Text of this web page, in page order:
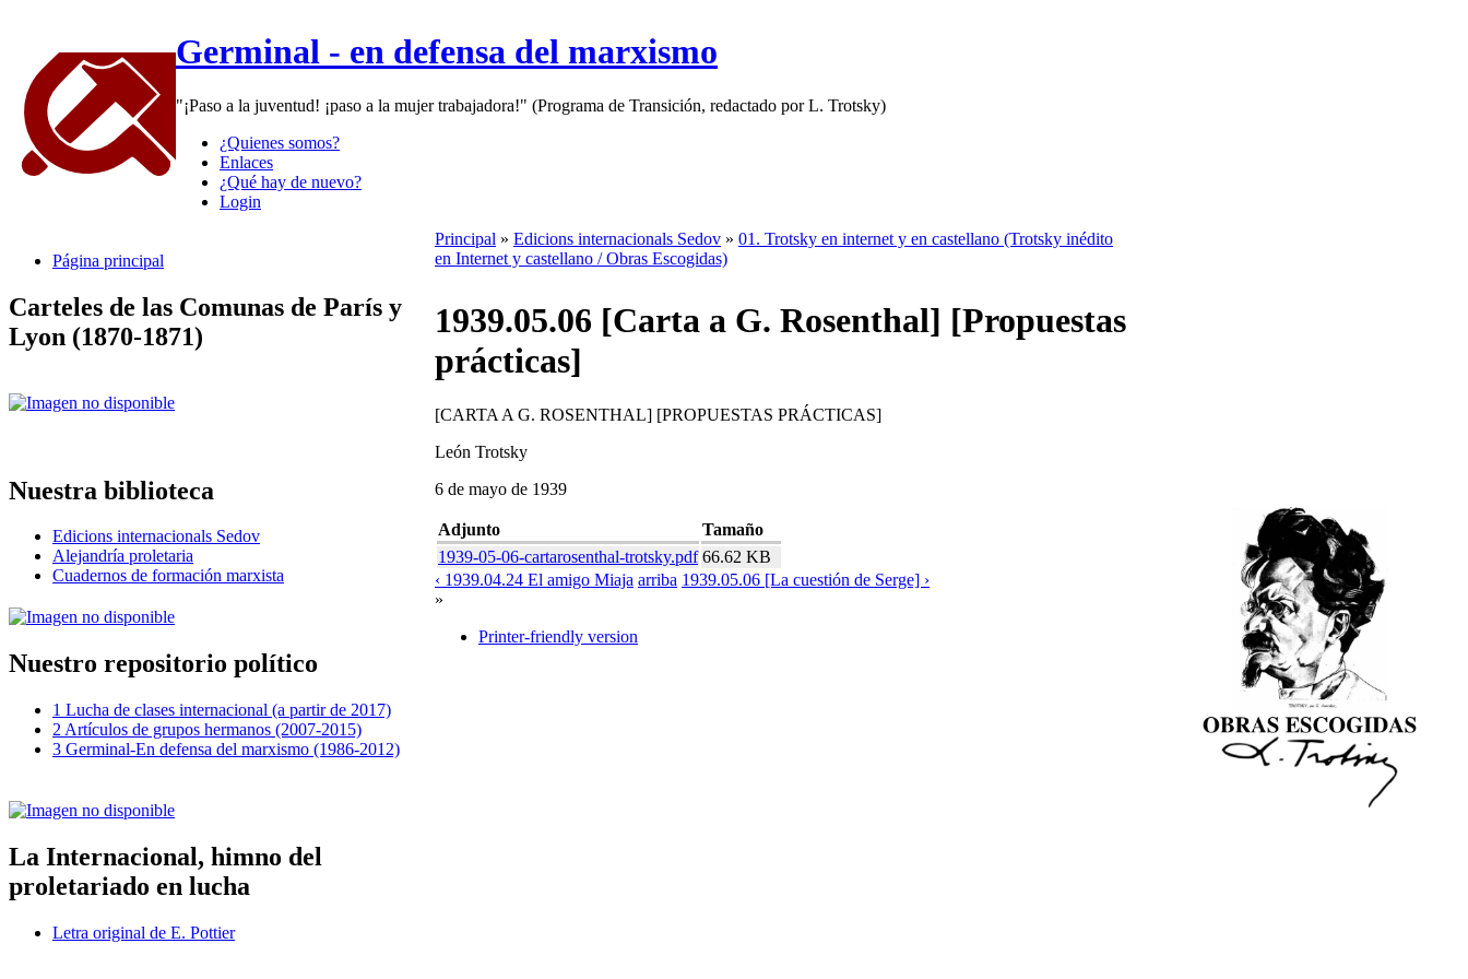
Germinal - en defensa del marxismo
"¡Paso a la juventud! ¡paso a la mujer trabajadora!" (Programa de Transición, redactado por L. Trotsky)
¿Quienes somos?
Enlaces
¿Qué hay de nuevo?
Login
Página principal
Carteles de las Comunas de París y
Lyon (1870-1871)
Nuestra biblioteca
Edicions internacionals Sedov
Alejandría proletaria
Cuadernos de formación marxista
Nuestro repositorio político
1 Lucha de clases internacional (a partir de 2017)
2 Artículos de grupos hermanos (2007-2015)
3 Germinal-En defensa del marxismo (1986-2012)
La Internacional, himno del
proletariado en lucha
Letra original de E. Pottier
Principal » Edicions internacionals Sedov » 01. Trotsky en internet y en castellano (Trotsky inédito
en Internet y castellano / Obras Escogidas)
1939.05.06 [Carta a G. Rosenthal] [Propuestas
prácticas]
[CARTA A G. ROSENTHAL] [PROPUESTAS PRÁCTICAS]
León Trotsky
6 de mayo de 1939
Adjunto
Tamaño
1939-05-06-cartarosenthal-trotsky.pdf 66.62 KB
‹ 1939.04.24 El amigo Miaja arriba 1939.05.06 [La cuestión de Serge] ›
»
Printer-friendly version